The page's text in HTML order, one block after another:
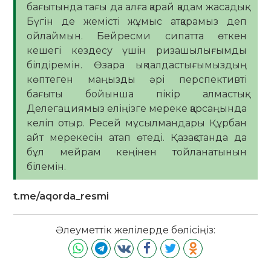
бағытында тағы да алға қарай қадам жасадық.
Бүгін де жемісті жұмыс атқарамыз деп
ойлаймын. Бейресми сипатта өткен
кешегі кездесу үшін ризашылығымды
білдіремін. Өзара ықпалдастығымыздың
көптеген маңызды әрі перспективті
бағыты бойынша пікір алмастық.
Делегациямыз еліңізге мереке қарсаңында
келіп отыр. Ресей мұсылмандары Құрбан
айт мерекесін атап өтеді. Қазақстанда да
бұл мейрам кеңінен тойланатынын
білемін.
t.me/aqorda_resmi
Әлеуметтік желілерде бөлісіңіз: